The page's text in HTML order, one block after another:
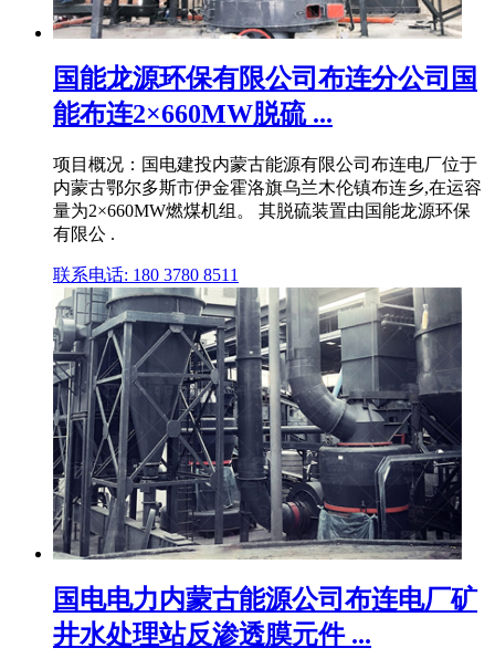
国能龙源环保有限公司布连分公司国
能布连2×660MW脱硫 ...
项目概况：国电建投内蒙古能源有限公司布连电厂位于
内蒙古鄂尔多斯市伊金霍洛旗乌兰木伦镇布连乡,在运容
量为2×660MW燃煤机组。 其脱硫装置由国能龙源环保
有限公 .
联系电话: 180 3780 8511
国电电力内蒙古能源公司布连电厂矿
井水处理站反渗透膜元件 ...